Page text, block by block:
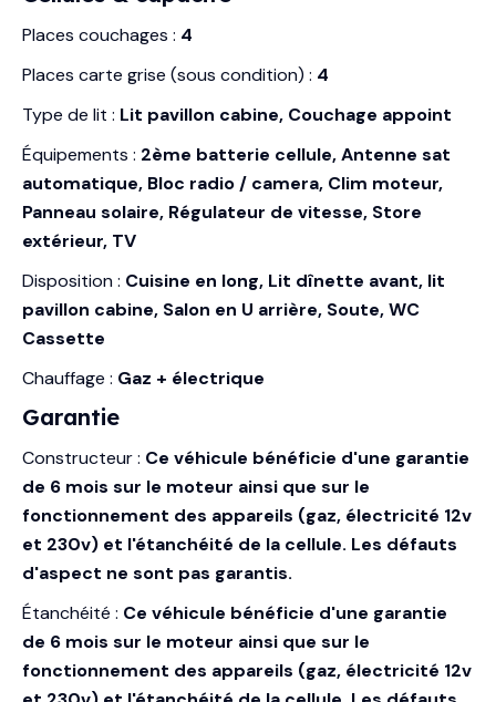
Places couchages : 4
Places carte grise (sous condition) : 4
Type de lit : Lit pavillon cabine, Couchage appoint
Équipements : 2ème batterie cellule, Antenne sat
automatique, Bloc radio / camera, Clim moteur,
Panneau solaire, Régulateur de vitesse, Store
extérieur, TV
Disposition : Cuisine en long, Lit dînette avant, lit
pavillon cabine, Salon en U arrière, Soute, WC
Cassette
Chauffage : Gaz + électrique
Garantie
Constructeur : Ce véhicule bénéficie d'une garantie
de 6 mois sur le moteur ainsi que sur le
fonctionnement des appareils (gaz, électricité 12v
et 230v) et l'étanchéité de la cellule. Les défauts
d'aspect ne sont pas garantis.
Étanchéité : Ce véhicule bénéficie d'une garantie
de 6 mois sur le moteur ainsi que sur le
fonctionnement des appareils (gaz, électricité 12v